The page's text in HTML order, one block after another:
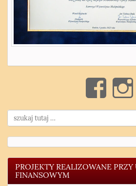
PROJEKTY REALIZOWANE
FINANSOWYM